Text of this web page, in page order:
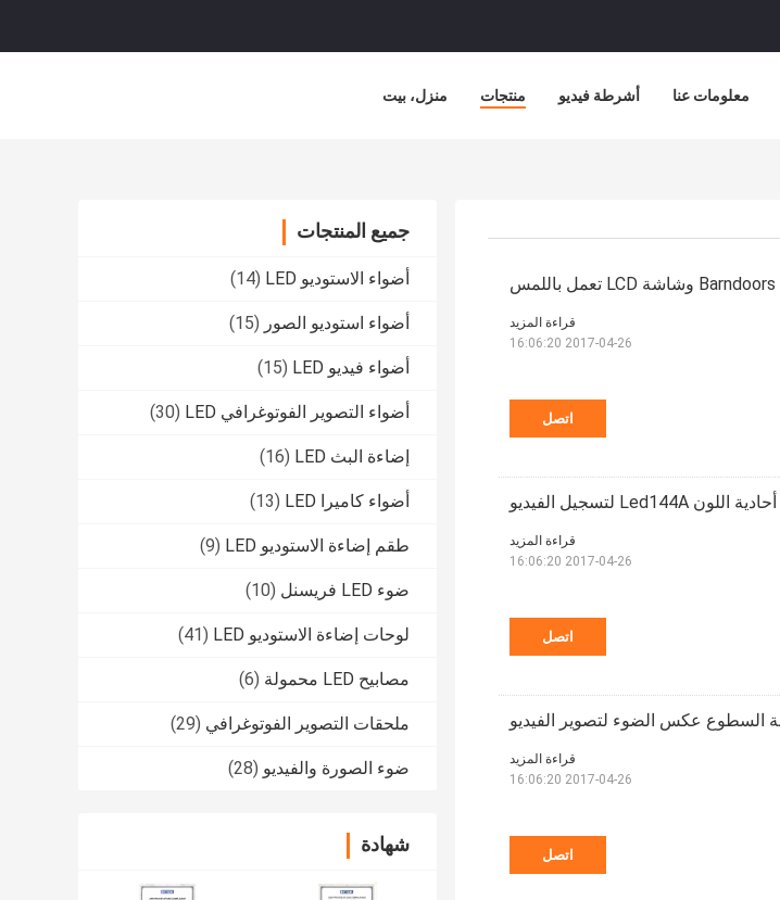
منزل، بيت منتجات أشرطة فيديو معلومات عنا
جميع المنتجات
أضواء الاستوديو LED (14)
أضواء استوديو الصور (15)
أضواء فيديو LED (15)
أضواء التصوير الفوتوغرافي LED (30)
إضاءة البث LED (16)
أضواء كاميرا LED (13)
طقم إضاءة الاستوديو LED (9)
ضوء LED فريسنل (10)
لوحات إضاءة الاستوديو LED (41)
مصابيح LED محمولة (6)
ملحقات التصوير الفوتوغرافي (29)
ضوء الصورة والفيديو (28)
شهادة
اتصل
قراءة المزيد
2017-04-26 16:06:20
اتصل
قراءة المزيد
2017-04-26 16:06:20
اتصل
قراءة المزيد
2017-04-26 16:06:20